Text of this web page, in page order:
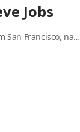
Jobs
San Francisco, na…